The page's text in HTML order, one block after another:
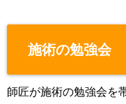
施術の勉強会
師匠が施術の勉強会を